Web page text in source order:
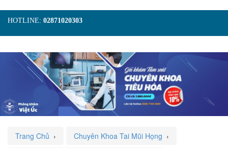
HOTLINE: 02871020303
TRANG CHỦ
GIỚI THIỆU
TIN TỨC
DỊCH VỤ
GÓI KHÁM
HÌNH ẢNH
LIÊN HỆ
ĐẶT LỊCH KHÁM
Trang Chủ › Chuyên Khoa Tai Mũi Họng ›
Nhập số điện thoại vào khung bên đưới,Bác sĩ sẽ
gọi lại tư vấn miễn phícho bạn
Gọi Bác Sĩ